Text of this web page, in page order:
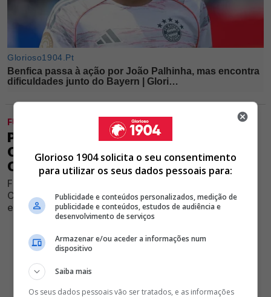
FUTEBOL
POLÉMICA! PAI DE MÉDIO QUE DEIXOU
O BENFICA CRITICA POLÍTICA DE RUI
COSTA: "AMARRAR OS JOVENS"
Familiar de centro-campista que esteve dois anos no
Clube encarnado deixou fortes declarações sobre a
estratégia utilizada no Seixal
Glorioso 1904 solicita o seu consentimento
para utilizar os seus dados pessoais para:
Publicidade e conteúdos personalizados, medição de
publicidade e conteúdos, estudos de audiência e
desenvolvimento de serviços
Armazenar e/ou aceder a informações num
dispositivo
Saiba mais
Os seus dados pessoais vão ser tratados, e as informações